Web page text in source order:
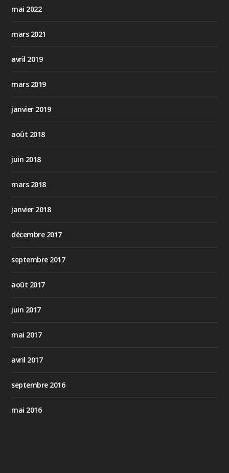
mai 2022(1)
mars 2021
avril 2019(1)
mars 2019(1)
janvier 2019(1)
août 2018(1)
juin 2018(3)
mars 2018(2)
janvier 2018(1)
décembre 2017(2)
septembre 2017(3)
août 2017(1)
juin 2017(9)
mai 2017(33)
avril 2017(1)
septembre 2016(1)
mai 2016(1)